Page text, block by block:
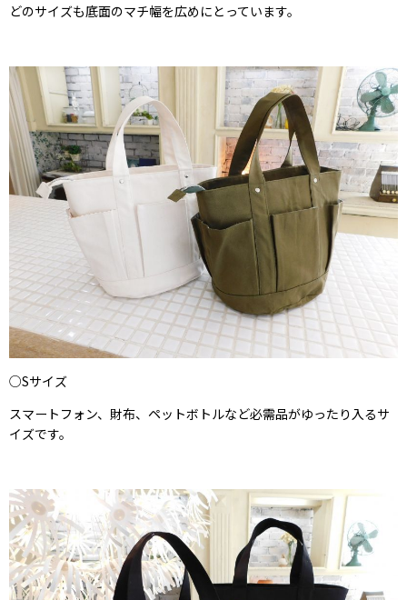
どのサイズも底面のマチ幅を広めにとっています。
○Sサイズ
スマートフォン、財布、ペットボトルなど必需品がゆったり入るサ
イズです。